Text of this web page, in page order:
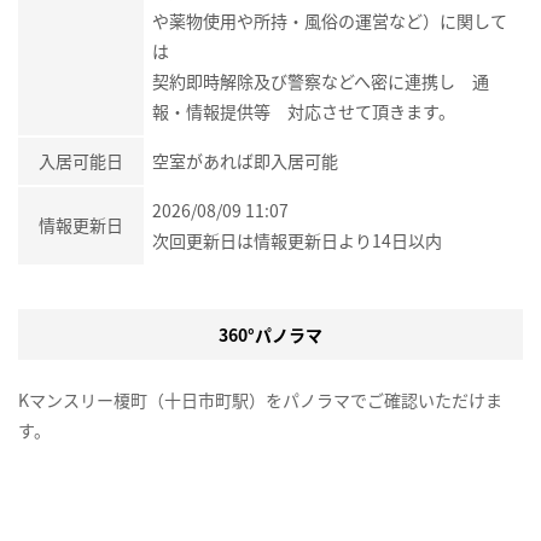
や薬物使用や所持・風俗の運営など）に関して
は
契約即時解除及び警察などへ密に連携し 通
報・情報提供等 対応させて頂きます。
入居可能日 空室があれば即入居可能
情報更新日
2026/08/09 11:07
次回更新日は情報更新日より14日以内
360°パノラマ
Kマンスリー榎町（十日市町駅）をパノラマでご確認いただけま
す。